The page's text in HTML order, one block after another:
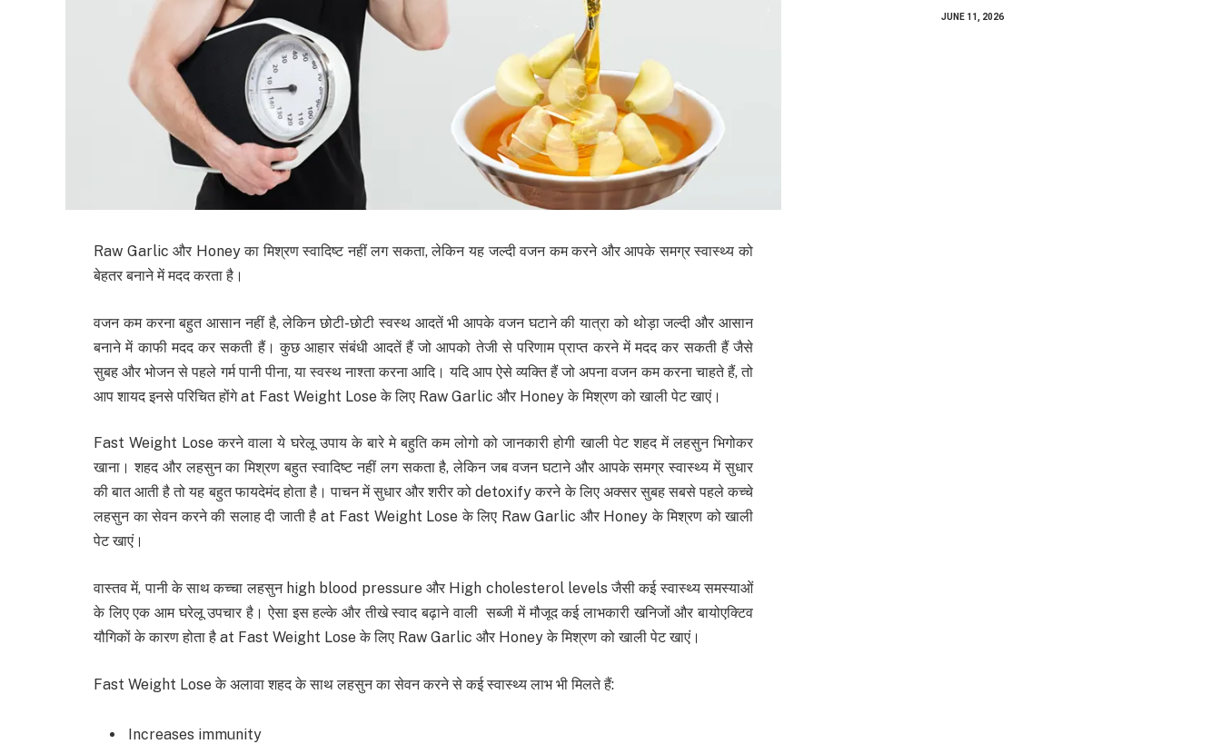
Raw Garlic और Honey का मिश्रण स्वादिष्ट नहीं लग सकता, लेकिन यह जल्दी वजन कम करने और आपके समग्र स्वास्थ्य को
बेहतर बनाने में मदद करता है।
वजन कम करना बहुत आसान नहीं है, लेकिन छोटी-छोटी स्वस्थ आदतें भी आपके वजन घटाने की यात्रा को थोड़ा जल्दी और आसान
बनाने में काफी मदद कर सकती हैं। कुछ आहार संबंधी आदतें हैं जो आपको तेजी से परिणाम प्राप्त करने में मदद कर सकती हैं जैसे
सुबह और भोजन से पहले गर्म पानी पीना, या स्वस्थ नाश्ता करना आदि। यदि आप ऐसे व्यक्ति हैं जो अपना वजन कम करना चाहते हैं, तो
आप शायद इनसे परिचित होंगे at Fast Weight Lose के लिए Raw Garlic और Honey के मिश्रण को खाली पेट खाएं।
Fast Weight Lose करने वाला ये घरेलू उपाय के बारे मे बहुति कम लोगो को जानकारी होगी खाली पेट शहद में लहसुन भिगोकर
खाना। शहद और लहसुन का मिश्रण बहुत स्वादिष्ट नहीं लग सकता है, लेकिन जब वजन घटाने और आपके समग्र स्वास्थ्य में सुधार
की बात आती है तो यह बहुत फायदेमंद होता है। पाचन में सुधार और शरीर को detoxify करने के लिए अक्सर सुबह सबसे पहले कच्चे
लहसुन का सेवन करने की सलाह दी जाती है at Fast Weight Lose के लिए Raw Garlic और Honey के मिश्रण को खाली
पेट खाएं।
वास्तव में, पानी के साथ कच्चा लहसुन high blood pressure और High cholesterol levels जैसी कई स्वास्थ्य समस्याओं
के लिए एक आम घरेलू उपचार है। ऐसा इस हल्के और तीखे स्वाद बढ़ाने वाली सब्जी में मौजूद कई लाभकारी खनिजों और बायोएक्टिव
यौगिकों के कारण होता है at Fast Weight Lose के लिए Raw Garlic और Honey के मिश्रण को खाली पेट खाएं।
Fast Weight Lose के अलावा शहद के साथ लहसुन का सेवन करने से कई स्वास्थ्य लाभ भी मिलते हैं:
Increases immunity
JUNE 11, 2026